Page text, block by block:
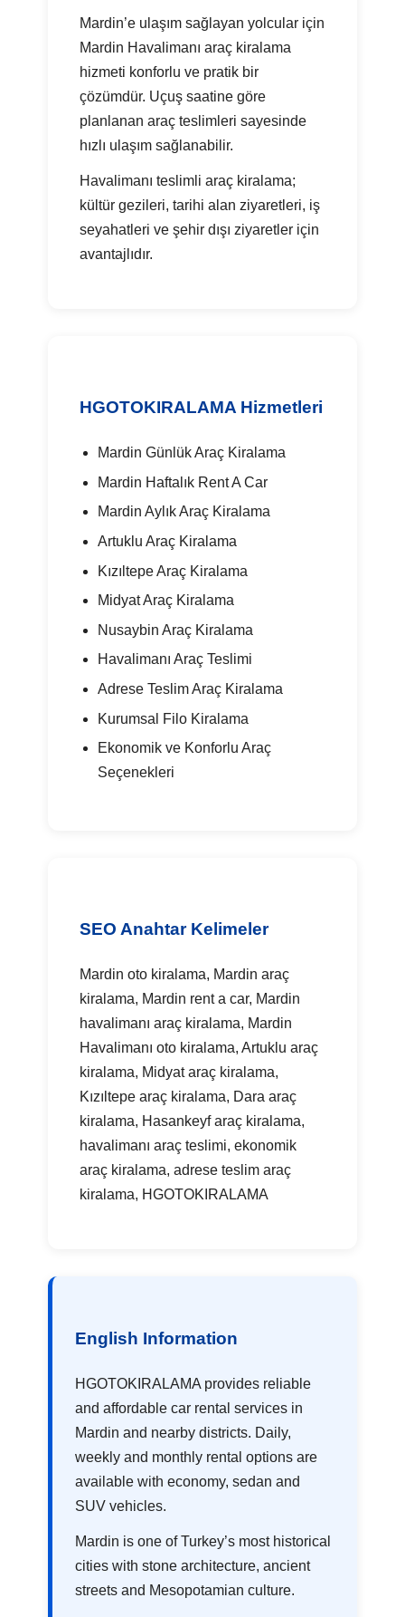
Mardin’e ulaşım sağlayan yolcular için
Mardin Havalimanı araç kiralama
hizmeti konforlu ve pratik bir
çözümdür. Uçuş saatine göre
planlanan araç teslimleri sayesinde
hızlı ulaşım sağlanabilir.
Havalimanı teslimli araç kiralama;
kültür gezileri, tarihi alan ziyaretleri, iş
seyahatleri ve şehir dışı ziyaretler için
avantajlıdır.
HGOTOKIRALAMA Hizmetleri
Mardin Günlük Araç Kiralama
Mardin Haftalık Rent A Car
Mardin Aylık Araç Kiralama
Artuklu Araç Kiralama
Kızıltepe Araç Kiralama
Midyat Araç Kiralama
Nusaybin Araç Kiralama
Havalimanı Araç Teslimi
Adrese Teslim Araç Kiralama
Kurumsal Filo Kiralama
Ekonomik ve Konforlu Araç
Seçenekleri
SEO Anahtar Kelimeler
Mardin oto kiralama, Mardin araç
kiralama, Mardin rent a car, Mardin
havalimanı araç kiralama, Mardin
Havalimanı oto kiralama, Artuklu araç
kiralama, Midyat araç kiralama,
Kızıltepe araç kiralama, Dara araç
kiralama, Hasankeyf araç kiralama,
havalimanı araç teslimi, ekonomik
araç kiralama, adrese teslim araç
kiralama, HGOTOKIRALAMA
English Information
HGOTOKIRALAMA provides reliable
and affordable car rental services in
Mardin and nearby districts. Daily,
weekly and monthly rental options are
available with economy, sedan and
SUV vehicles.
Mardin is one of Turkey’s most historical
cities with stone architecture, ancient
streets and Mesopotamian culture.